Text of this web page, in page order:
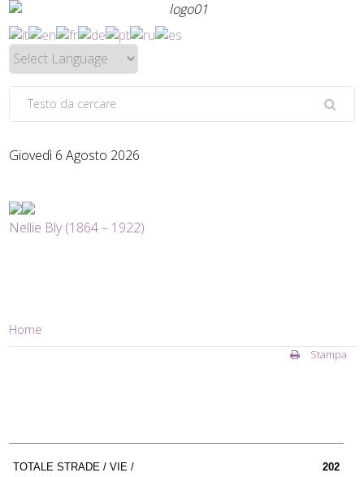
Giovedì 6 Agosto 2026
Nellie Bly (1864 – 1922)
Home
Stampa
TOTALE STRADE / VIE /
202